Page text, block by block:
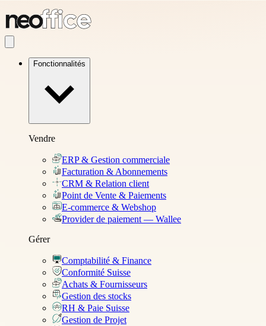
Fonctionnalités
Vendre
ERP & Gestion commerciale
Facturation & Abonnements
CRM & Relation client
Point de Vente & Paiements
E-commerce & Webshop
Provider de paiement — Wallee
Gérer
Comptabilité & Finance
Conformité Suisse
Achats & Fournisseurs
Gestion des stocks
RH & Paie Suisse
Gestion de Projet